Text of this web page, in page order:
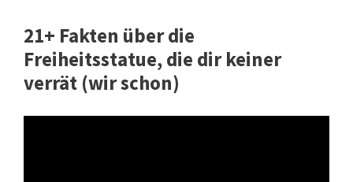
21+ Fakten über die
Freiheitsstatue, die dir keiner
verrät (wir schon)